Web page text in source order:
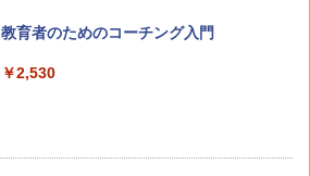
教育者のためのコーチング入門
￥2,530